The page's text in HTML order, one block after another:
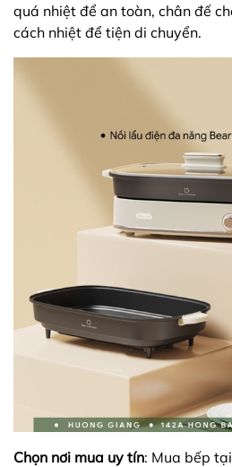
quá nhiệt để an toàn, chân đế
cách nhiệt để tiện di chuyển.
Chọn nơi mua uy tín: Mua bếp